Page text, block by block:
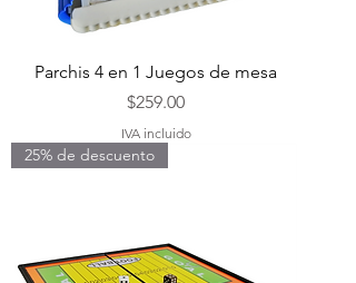
Parchis 4 en 1 Juegos de mesa
Precio
$259.00
IVA incluido
25% de descuento